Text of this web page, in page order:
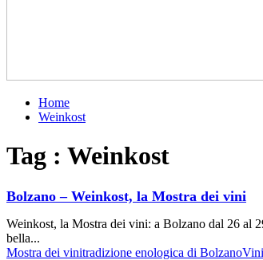
Home
Weinkost
Tag : Weinkost
Bolzano – Weinkost, la Mostra dei vini
Weinkost, la Mostra dei vini: a Bolzano dal 26 al
bella...
Mostra dei vinitradizione enologica di Bolzano